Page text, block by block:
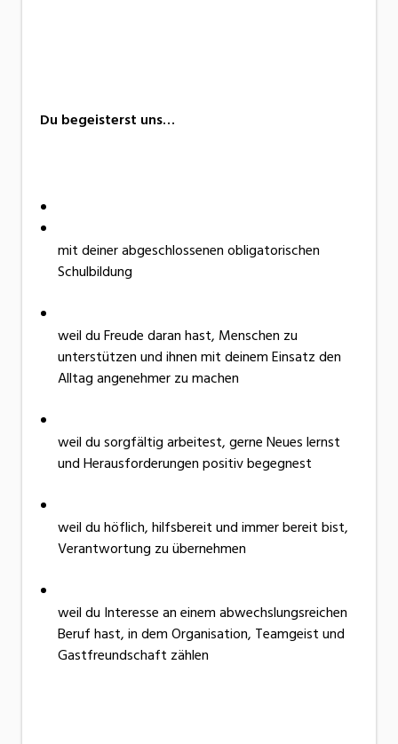
Du begeisterst uns…
mit deiner abgeschlossenen obligatorischen
Schulbildung
weil du Freude daran hast, Menschen zu
unterstützen und ihnen mit deinem Einsatz den
Alltag angenehmer zu machen
weil du sorgfältig arbeitest, gerne Neues lernst
und Herausforderungen positiv begegnest
weil du höflich, hilfsbereit und immer bereit bist,
Verantwortung zu übernehmen
weil du Interesse an einem abwechslungsreichen
Beruf hast, in dem Organisation, Teamgeist und
Gastfreundschaft zählen